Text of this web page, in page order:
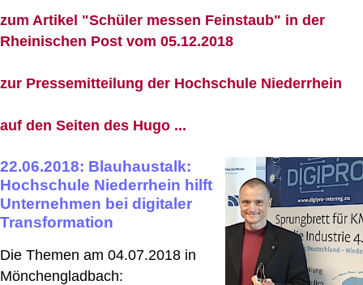
zum Artikel "Schüler messen Feinstaub" in der
Rheinischen Post vom 05.12.2018
zur Pressemitteilung der Hochschule Niederrhein
auf den Seiten des Hugo ...
22.06.2018: Blauhaustalk:
Hochschule Niederrhein hilft
Unternehmen bei digitaler
Transformation
Die Themen am 04.07.2018 in
Mönchengladbach: